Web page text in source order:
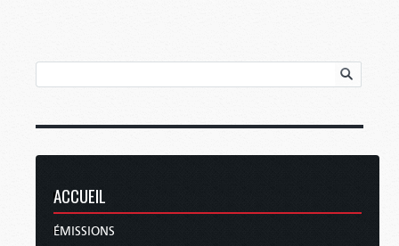
ACCUEIL
ÉMISSIONS